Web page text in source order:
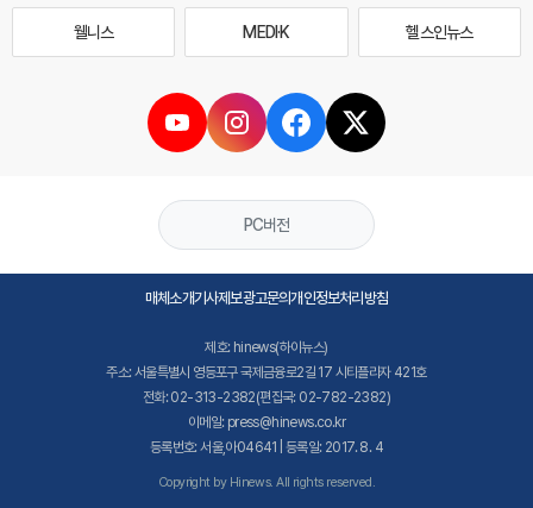
웰니스 MEDI·K 헬스인뉴스
PC버전
매체소개기사제보광고문의개인정보처리방침
제호: hinews(하이뉴스)
주소: 서울특별시 영등포구 국제금융로2길 17 시티플라자 421호
전화: 02-313-2382(편집국: 02-782-2382)
이메일: press@hinews.co.kr
등록번호: 서울,아04641 | 등록일: 2017. 8. 4
Copyright by Hinews. All rights reserved.